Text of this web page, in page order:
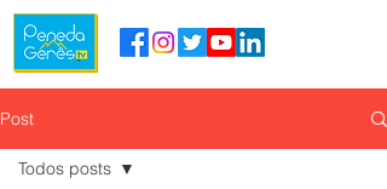
Post
Todos posts